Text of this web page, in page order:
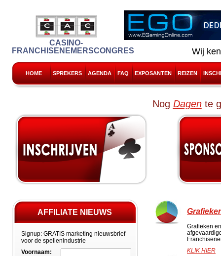
CASINO-
FRANCHISENEMERSCONGRES
HOME SPREKERS AGENDA FAQ EXPOSANTEN REIZEN
Wij
Nog Dagente
AFFILIATE NIEUWS
Signup: GRATIS marketing nieuwsbrief
voor de spellenindustrie
Voornaam:
Grafieken
KLIK HIER